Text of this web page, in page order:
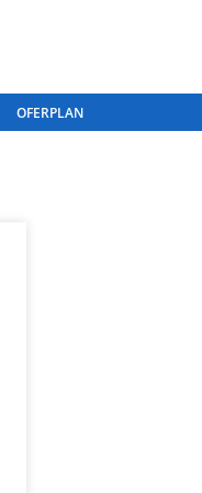
OFERPLAN